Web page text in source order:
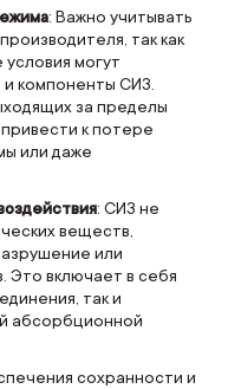
: Важно учитывать
так как
могут
и компоненты СИЗ.
за пределы
к потере
или даже
: СИЗ не
веществ,
или
Это включает в себя
так и
абсорбционной
сохранности и